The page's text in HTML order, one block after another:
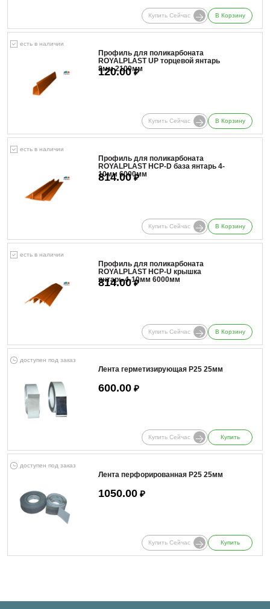
Купить Сейчас В Корзину
есть в наличии
Профиль для поликарбоната
ROYALPLAST UP торцевой янтарь
8мм 2100мм
120.00₽
Купить Сейчас В Корзину
есть в наличии
Профиль для поликарбоната
ROYALPLAST HCP-D база янтарь 4-
10мм 6000мм
814.00₽
Купить Сейчас В Корзину
есть в наличии
Профиль для поликарбоната
ROYALPLAST HCP-U крышка
янтарь 4-10мм 6000мм
814.00₽
Купить Сейчас В Корзину
доступен под заказ
Лента герметизирующая Р25 25мм
600.00 ₽
Купить Сейчас Купить
доступен под заказ
Лента перфорированная Р25 25мм
1050.00 ₽
Купить Сейчас Купить